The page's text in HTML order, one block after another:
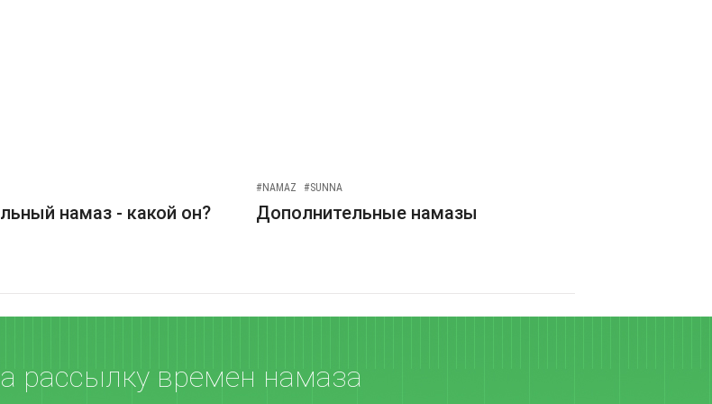
намаз - какой он?
#NAMAZ #SUNNA
Дополнительные намазы
рассылку времен намаза